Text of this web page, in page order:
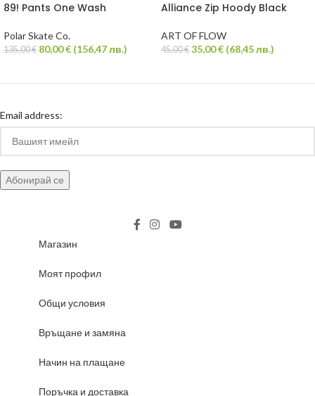
89! Pants One Wash
Polar Skate Co.
135,00€ 80,00€ (156,47лв.)
Alliance Zip Hoody Black
ART OF FLOW
45,00€ 35,00€ (68,45лв.)
Email address:
Магазин
Моят профил
Общи условия
Връщане и замяна
Начин на плащане
Поръчка и доставка